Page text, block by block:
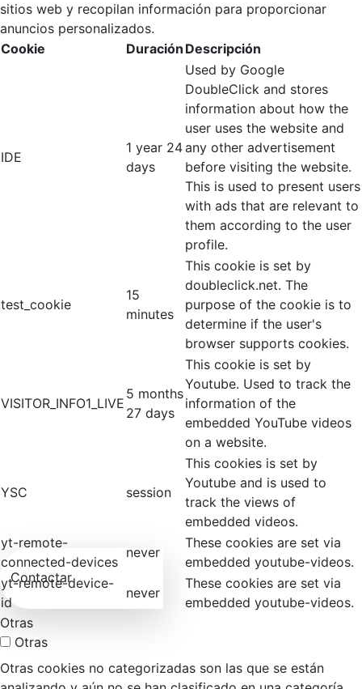
Contactar
sitios web y recopilan información para proporcionar
anuncios personalizados.
Cookie
Duración Descripción
IDE
1 year 24
days
Used by Google
DoubleClick and stores
information about how the
user uses the website and
any other advertisement
before visiting the website.
This is used to present users
with ads that are relevant to
them according to the user
profile.
test_cookie
15
minutes
This cookie is set by
doubleclick.net. The
purpose of the cookie is to
determine if the user's
browser supports cookies.
VISITOR_INFO1_LIVE
5 months
27 days
This cookie is set by
Youtube. Used to track the
information of the
embedded YouTube videos
on a website.
YSC session
This cookies is set by
Youtube and is used to
track the views of
embedded videos.
yt-remote-
connected-devices
never
These cookies are set via
embedded youtube-videos.
yt-remote-device-
id
never
These cookies are set via
embedded youtube-videos.
Otras
Otras
Otras cookies no categorizadas son las que se están